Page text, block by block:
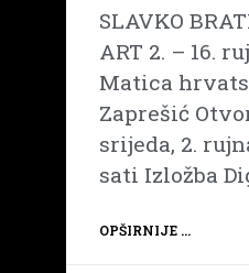
SLAVKO
ART 2. – 16.
Matica
Zaprešić
srijeda, 2.
sati Izložba
OPŠIRNIJE ...